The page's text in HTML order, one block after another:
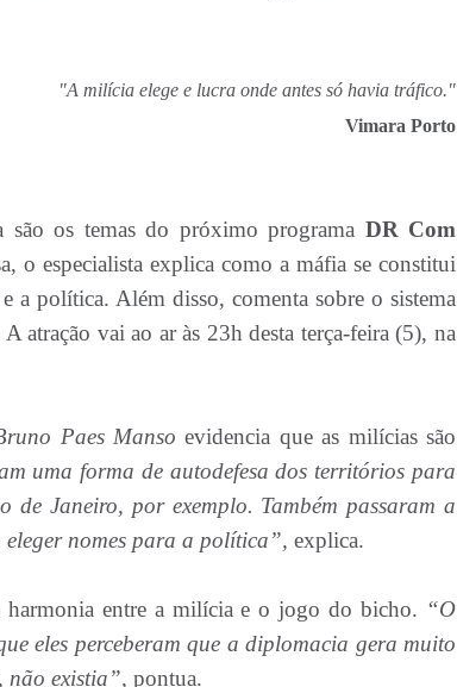
"A milícia elege e lucra onde antes só havia tráfico."
Vimara Porto
são os temas do próximo programa DR Com
o especialista explica como a máfia se constitui
a política. Além disso, comenta sobre o sistema
atração vai ao ar às 23h desta terça-feira (5), na
Paes Manso evidencia que as milícias são
uma forma de autodefesa dos territórios para
de Janeiro, por exemplo. Também passaram a
nomes para a política”, explica.
harmonia entre a milícia e o jogo do bicho. “O
eles perceberam que a diplomacia gera muito
não existia”, pontua.